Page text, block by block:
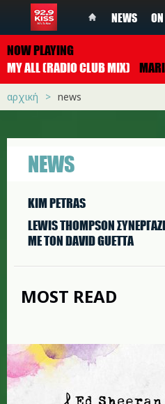
NEWS
NOW PLAYING
MY ALL (RADIO CLUB MIX)
αρχική news
NEWS
KIM PETRAS
LEWIS THOMPSON
ΜΕ ΤΟΝ DAVID GUETTA
MOST READ